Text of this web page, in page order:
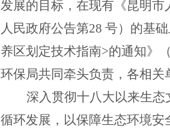
发展的目标，在现有《昆明
人民政府公告第28 号）的基
养区划定技术指南>的通知》
环保局共同牵头负责，各相
深入贯彻十八大以来生
循环发展，以保障生态环境